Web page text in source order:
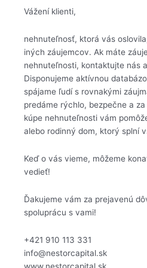
Vážení klienti,
nehnuteľnosť, ktorá vás
iných záujemcov. Ak máte
nehnuteľnosti, kontaktujte nás
Disponujeme aktívnou
spájame ľudí s rovnakými
predáme rýchlo, bezpečne a
kúpe nehnuteľnosti vám
alebo rodinný dom, ktorý splní
Keď o vás vieme, môžeme
vedieť!
Ďakujeme vám za prejavenú
spoluprácu s vami!
+421 910 113 331
info@nestorcapital.sk
www.nestorcapital.sk